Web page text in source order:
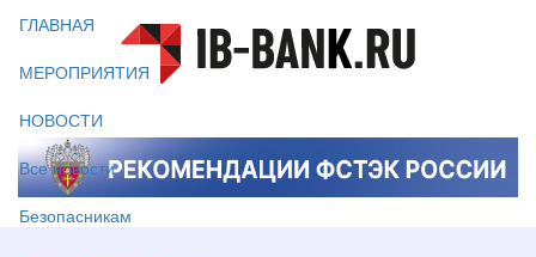
ГЛАВНАЯ
МЕРОПРИЯТИЯ
НОВОСТИ
Все новости
Безопасникам